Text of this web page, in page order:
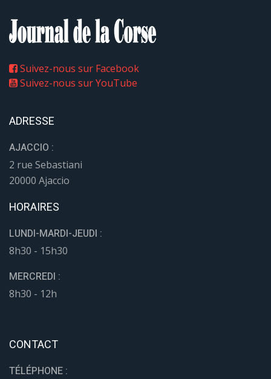
Suivez-nous sur Facebook
Suivez-nous sur YouTube
ADRESSE
AJACCIO :
2 rue Sebastiani
20000 Ajaccio
HORAIRES
LUNDI-MARDI-JEUDI :
8h30 - 15h30
MERCREDI :
8h30 - 12h
CONTACT
TÉLÉPHONE :